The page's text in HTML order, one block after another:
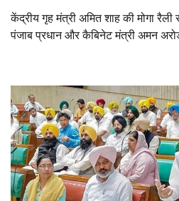
केंद्रीय गृह मंत्री अमित शाह की मोगा
पंजाब प्रधान और कैबिनेट मंत्री अमन